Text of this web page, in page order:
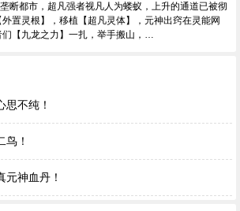
断都市，超凡强者视凡人为蝼蚁，上升的通道已被彻
置灵根】，移植【超凡灵体】，元神出窍在灵能网
【九龙之力】一扎，举手搬山，…
思不纯！
鸟！
神血丹！